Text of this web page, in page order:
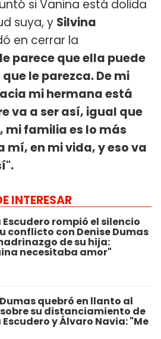
si Vanina está dolida
suya, y Silvina
en cerrar la
parece que ella puede
le parezca. De mi
mi hermana está
va a ser así, igual que
mi familia es lo más
en mi vida, y eso va
INTERESAR
rompió el silencio
conflicto con Denise Dumas
de su hija:
necesitaba amor"
quebró en llanto al
su distanciamiento de
y Álvaro Navia: "Me